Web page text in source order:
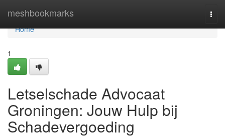
meshbookmarks
Home
Home
1
Letselschade Advocaat
Groningen: Jouw Hulp bij
Schadevergoeding